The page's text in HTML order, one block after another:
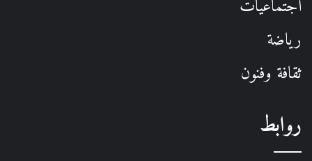
اجتماعيات
رياضة
ثقافة وفنون
روابط